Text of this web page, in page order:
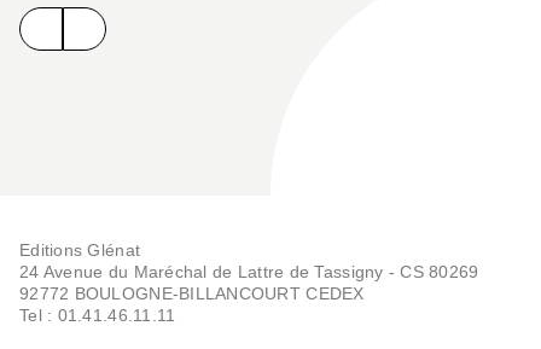
Editions Glénat
24 Avenue du Maréchal de Lattre de Tassigny - CS 80269
92772 BOULOGNE-BILLANCOURT CEDEX
Tel : 01.41.46.11.11